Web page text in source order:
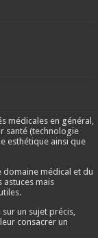
médicales en général,
santé (technologie
esthétique ainsi que
domaine médical et du
astuces mais
un sujet précis,
consacrer un